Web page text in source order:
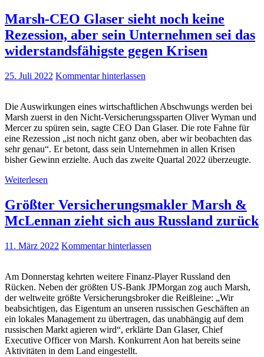
Marsh-CEO Glaser sieht noch keine
Rezession, aber sein Unternehmen sei das
widerstandsfähigste gegen Krisen
25. Juli 2022 Kommentar hinterlassen
Die Auswirkungen eines wirtschaftlichen Abschwungs werden bei
Marsh zuerst in den Nicht-Versicherungssparten Oliver Wyman und
Mercer zu spüren sein, sagte CEO Dan Glaser. Die rote Fahne für
eine Rezession „ist noch nicht ganz oben, aber wir beobachten das
sehr genau“. Er betont, dass sein Unternehmen in allen Krisen
bisher Gewinn erzielte. Auch das zweite Quartal 2022 überzeugte.
Weiterlesen
Größter Versicherungsmakler Marsh &
McLennan zieht sich aus Russland zurück
11. März 2022 Kommentar hinterlassen
Am Donnerstag kehrten weitere Finanz-Player Russland den
Rücken. Neben der größten US-Bank JPMorgan zog auch Marsh,
der weltweite größte Versicherungsbroker die Reißleine: „Wir
beabsichtigen, das Eigentum an unseren russischen Geschäften an
ein lokales Management zu übertragen, das unabhängig auf dem
russischen Markt agieren wird“, erklärte Dan Glaser, Chief
Executive Officer von Marsh. Konkurrent Aon hat bereits seine
Aktivitäten in dem Land eingestellt.